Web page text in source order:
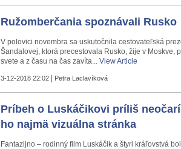
Ružomberčania spoznávali Rusko
V polovici novembra sa uskutočnila cestovateľská
Šandalovej, ktorá precestovala Rusko, žije v Moskve,
svete a z času na čas zavíta... View Article
3-12-2018 22:02 Petra Laclavíková
Príbeh o Luskáčikovi príliš
ho najmä vizuálna stránka
Fantazijno – rodinný film Luskáčik a štyri kráľovstvá